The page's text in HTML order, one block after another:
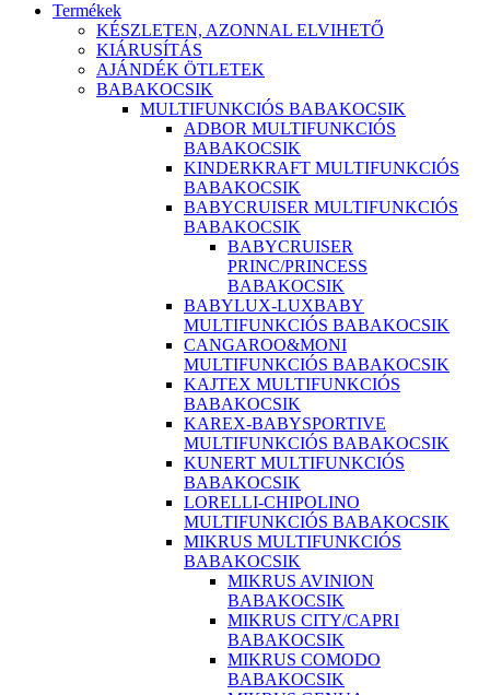
Termékek
KÉSZLETEN, AZONNAL ELVIHETŐ
KIÁRUSÍTÁS
AJÁNDÉK ÖTLETEK
BABAKOCSIK
MULTIFUNKCIÓS BABAKOCSIK
ADBOR MULTIFUNKCIÓS
BABAKOCSIK
KINDERKRAFT MULTIFUNKCIÓS
BABAKOCSIK
BABYCRUISER MULTIFUNKCIÓS
BABAKOCSIK
BABYCRUISER
PRINC/PRINCESS
BABAKOCSIK
BABYLUX-LUXBABY
MULTIFUNKCIÓS BABAKOCSIK
CANGAROO&MONI
MULTIFUNKCIÓS BABAKOCSIK
KAJTEX MULTIFUNKCIÓS
BABAKOCSIK
KAREX-BABYSPORTIVE
MULTIFUNKCIÓS BABAKOCSIK
KUNERT MULTIFUNKCIÓS
BABAKOCSIK
LORELLI-CHIPOLINO
MULTIFUNKCIÓS BABAKOCSIK
MIKRUS MULTIFUNKCIÓS
BABAKOCSIK
MIKRUS AVINION
BABAKOCSIK
MIKRUS CITY/CAPRI
BABAKOCSIK
MIKRUS COMODO
BABAKOCSIK